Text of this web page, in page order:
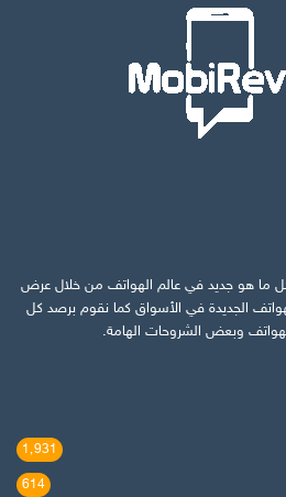
ما هو جديد في عالم الهواتف من خلال عرض
الجديدة في الأسواق كما نقوم برصد كل
الهواتف وبعض الشروحات الهامة.
1٬931
614